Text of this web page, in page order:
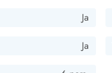
Ja
Ja